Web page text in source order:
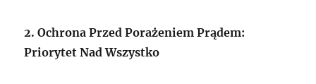
2. Ochrona Przed Porażeniem Prądem:
Priorytet Nad Wszystko